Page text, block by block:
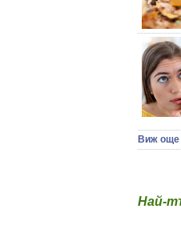
Виж още
Най-